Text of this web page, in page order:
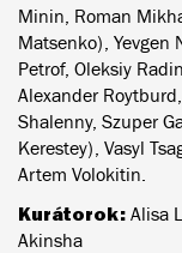
Minin, Roman
Matsenko), Yevgen
Petrof, Oleksiy
Alexander
Shalenny, Szuper
Kerestey), Vasyl
Artem Volokitin.
Kurátorok: Alisa
Akinsha